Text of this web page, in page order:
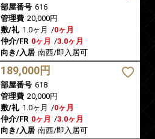
部屋番号 616
管理費 20,000円
敷/礼 1.0ヶ月 /0ヶ月
仲介/FR 0ヶ月 /3.0ヶ月
向き/入居 南西/即入居可
189,000円
部屋番号 618
管理費 20,000円
敷/礼 1.0ヶ月 /0ヶ月
仲介/FR 0ヶ月 /3.0ヶ月
向き/入居 南西/即入居可